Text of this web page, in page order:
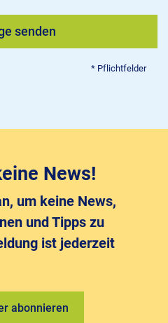
News!
um keine News,
und Tipps zu
ist jederzeit
abonnieren